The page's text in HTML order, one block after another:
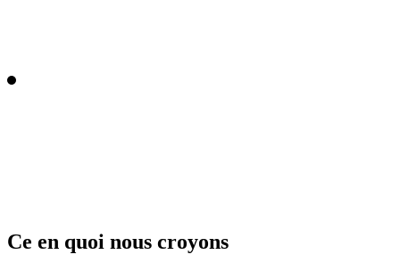
Ce en quoi nous croyons